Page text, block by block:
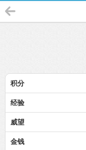
积分
经验
威望
金钱